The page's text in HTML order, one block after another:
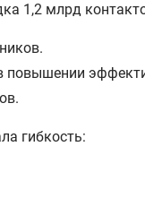
1,2 млрд
гибкость: